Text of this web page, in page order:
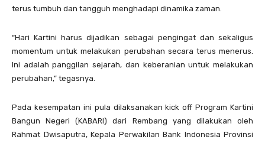
terus tumbuh dan tangguh menghadapi dinamika zaman.
“Hari Kartini harus dijadikan sebagai pengingat dan sekaligus
momentum untuk melakukan perubahan secara terus menerus.
Ini adalah panggilan sejarah, dan keberanian untuk melakukan
perubahan,” tegasnya.
Pada kesempatan ini pula dilaksanakan kick off Program Kartini
Bangun Negeri (KABARI) dari Rembang yang dilakukan oleh
Rahmat Dwisaputra, Kepala Perwakilan Bank Indonesia Provinsi